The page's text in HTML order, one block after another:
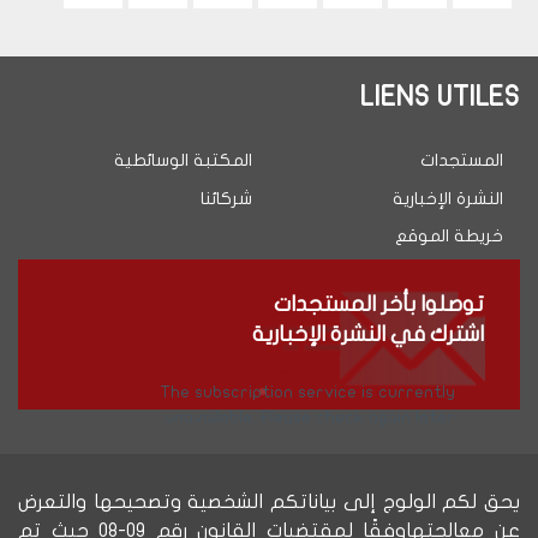
LIENS UTILES
المستجدات
النشرة الإخبارية
خريطة الموقع
المكتبة الوسائطية
شركائنا
توصلوا بأخر المستجدات
اشترك في النشرة الإخبارية
The subscription service is currently
يحق لكم الولوج إلى بياناتكم الشخصية وتصحيحها والتعرض
عن معالجتهاوفقًا لمقتضيات القانون رقم 09-08 حيث تم